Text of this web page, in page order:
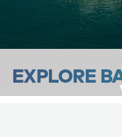
EXPLORE